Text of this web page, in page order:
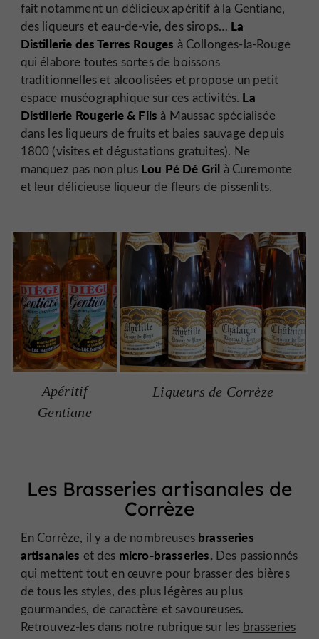
fait notamment un délicieux apéritif à la Gentiane,
des liqueurs et eau-de-vie, des sirops… La
Distillerie des Terres Rouges à Collonges-la-Rouge
qui élabore toutes sortes de boissons
traditionnelles et alcoolisées et propose un petit
espace muséographique sur ces activités. La
Distillerie Rougerie & Fils à Maussac spécialisée
dans les liqueurs de fruits et baies sauvage depuis
1800 (visites et dégustations gratuites). Ne
manquez pas non plus Lou Pé Dé Gril à Curemonte
et leur délicieuse liqueur de fleurs de pissenlits.
Apéritif
Gentiane
Liqueurs de Corrèze
Les Brasseries artisanales de
Corrèze
En Corrèze, il y a de nombreuses brasseries
artisanales et des micro-brasseries. Des passionnés
qui mettent tout en œuvre pour brasser des bières
de tous les styles, des plus légères au plus
gourmandes, de caractère et savoureuses.
Retrouvez-les dans notre rubrique sur les brasseries